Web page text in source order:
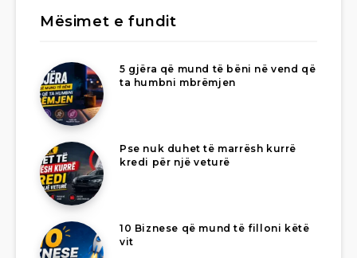
Mësimet e fundit
5 gjëra që mund të bëni në vend që
ta humbni mbrëmjen
Pse nuk duhet të marrësh kurrë
kredi për një veturë
10 Biznese që mund të filloni këtë
vit